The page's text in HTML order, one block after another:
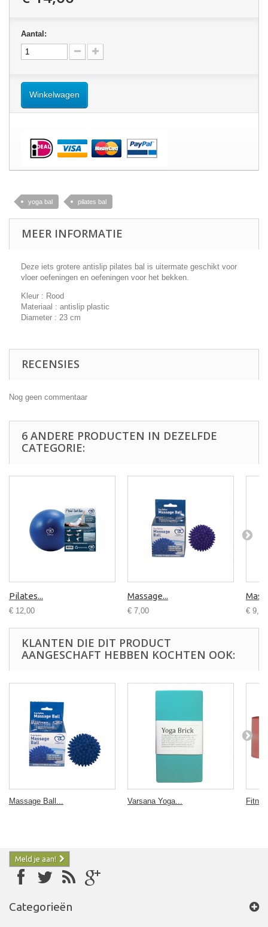
Aantal:
Winkelwagen
yoga bal pilates bal
MEER INFORMATIE
Deze iets grotere antislip pilates bal is uitermate geschikt voor
vloer oefeningen en oefeningen voor het bekken.
Kleur : Rood
Materiaal : antislip plastic
Diameter : 23 cm
RECENSIES
Nog geen commentaar
6 ANDERE PRODUCTEN IN DEZELFDE
CATEGORIE:
Pilates...
€ 12,00
Massage...
€ 7,00 € 9,00
KLANTEN DIE DIT PRODUCT
AANGESCHAFT HEBBEN KOCHTEN OOK:
Massage Ball... Varsana Yoga...
Meld je aan!
Categorieën